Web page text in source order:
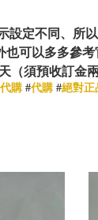
設定不同、所
也可以多多參
（須預收訂金兩
購 #代購 #絕對正